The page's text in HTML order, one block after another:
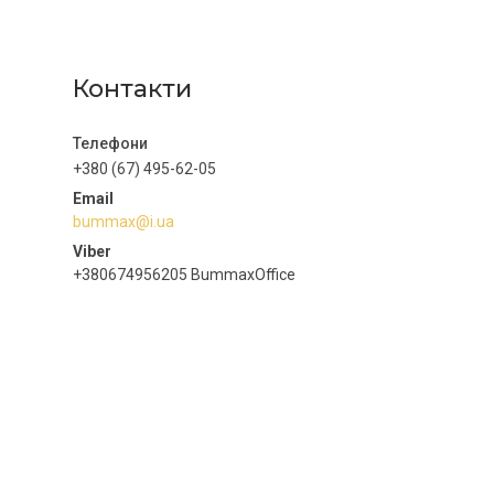
Контакти
+380 (67) 495-62-05
bummax@i.ua
+380674956205 BummaxOffice